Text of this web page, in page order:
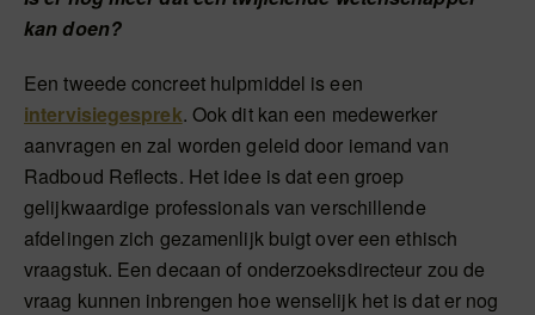
kan doen?
Een tweede concreet hulpmiddel is een
intervisiegesprek. Ook dit kan een medewerker
aanvragen en zal worden geleid door iemand van
Radboud Reflects. Het idee is dat een groep
gelijkwaardige professionals van verschillende
afdelingen zich gezamenlijk buigt over een ethisch
vraagstuk. Een decaan of onderzoeksdirecteur zou de
vraag kunnen inbrengen hoe wenselijk het is dat er nog